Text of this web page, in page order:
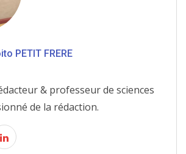
PETIT FRERE
& professeur de sciences
de la rédaction.